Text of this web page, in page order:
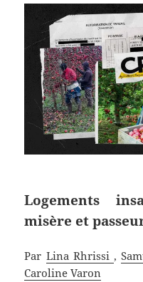
Logements
misère et
Par Lina Rhrissi ,
Caroline Varon